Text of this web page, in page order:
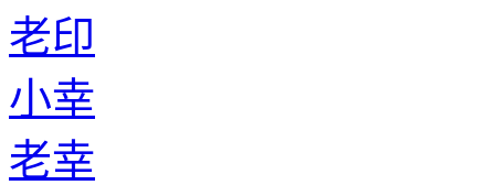
老印
小幸
老幸